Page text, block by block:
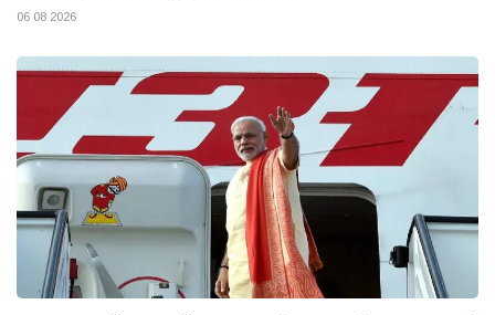
06 08 2026